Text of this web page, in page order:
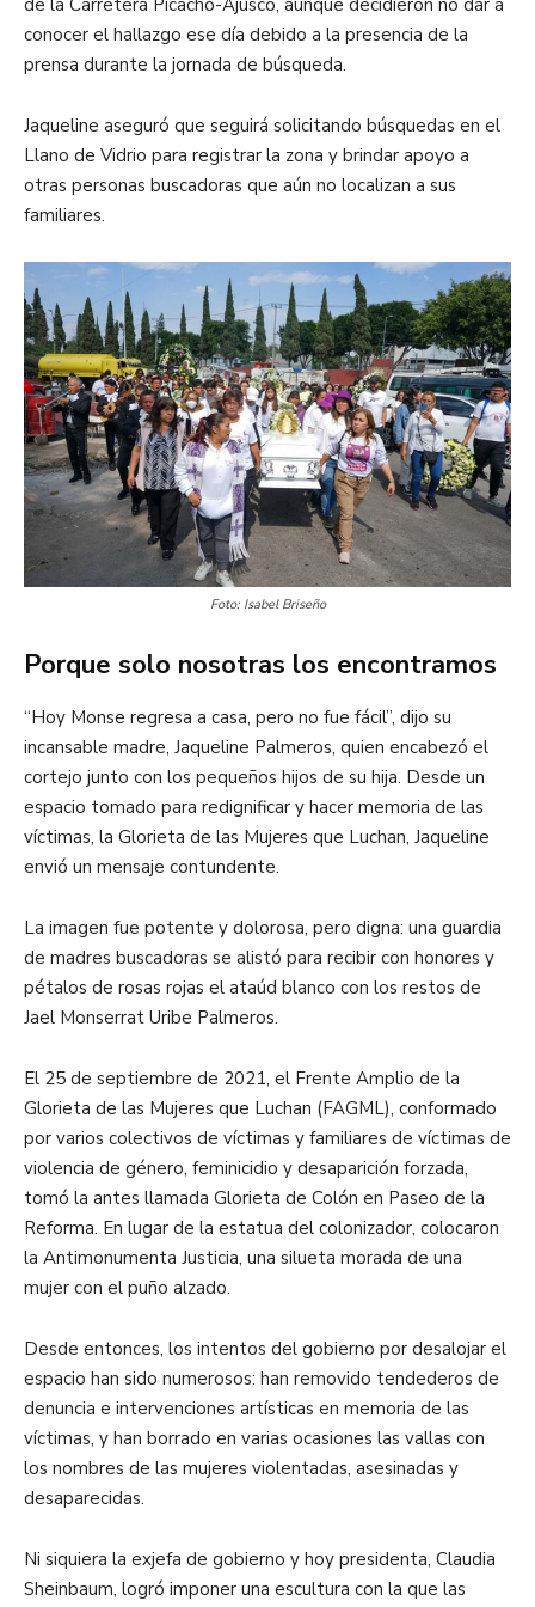
de la Carretera Picacho-Ajusco, aunque decidieron no dar a
conocer el hallazgo ese día debido a la presencia de la
prensa durante la jornada de búsqueda.
Jaqueline aseguró que seguirá solicitando búsquedas en el
Llano de Vidrio para registrar la zona y brindar apoyo a
otras personas buscadoras que aún no localizan a sus
familiares.
Foto: Isabel Briseño
Porque solo nosotras los encontramos
“Hoy Monse regresa a casa, pero no fue fácil”, dijo su
incansable madre, Jaqueline Palmeros, quien encabezó el
cortejo junto con los pequeños hijos de su hija. Desde un
espacio tomado para redignificar y hacer memoria de las
víctimas, la Glorieta de las Mujeres que Luchan, Jaqueline
envió un mensaje contundente.
La imagen fue potente y dolorosa, pero digna: una guardia
de madres buscadoras se alistó para recibir con honores y
pétalos de rosas rojas el ataúd blanco con los restos de
Jael Monserrat Uribe Palmeros.
El 25 de septiembre de 2021, el Frente Amplio de la
Glorieta de las Mujeres que Luchan (FAGML), conformado
por varios colectivos de víctimas y familiares de víctimas de
violencia de género, feminicidio y desaparición forzada,
tomó la antes llamada Glorieta de Colón en Paseo de la
Reforma. En lugar de la estatua del colonizador, colocaron
la Antimonumenta Justicia, una silueta morada de una
mujer con el puño alzado.
Desde entonces, los intentos del gobierno por desalojar el
espacio han sido numerosos: han removido tendederos de
denuncia e intervenciones artísticas en memoria de las
víctimas, y han borrado en varias ocasiones las vallas con
los nombres de las mujeres violentadas, asesinadas y
desaparecidas.
Ni siquiera la exjefa de gobierno y hoy presidenta, Claudia
Sheinbaum, logró imponer una escultura con la que las